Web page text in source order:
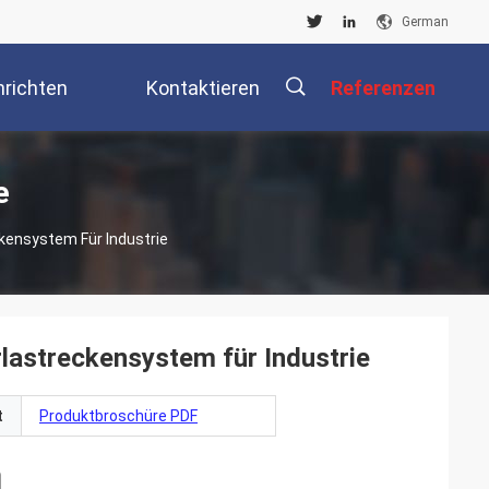
German
Kontaktieren Referenzen
Für Industrie
für Industrie
Produktbroschüre PDF